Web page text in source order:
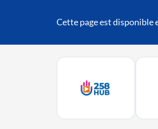
Cette page est disponible